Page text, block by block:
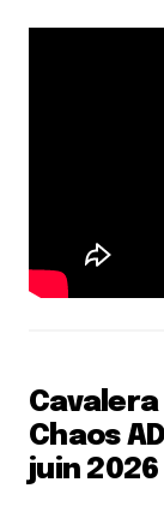
Chaos
juin 2026